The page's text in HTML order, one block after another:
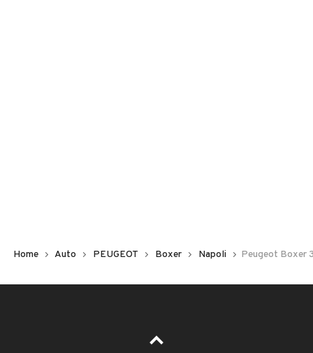
Home Auto PEUGEOT Boxer Napoli Peugeot Boxer